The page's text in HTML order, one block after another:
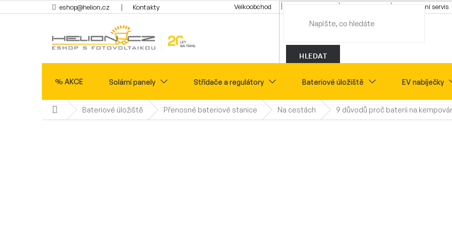
na
eshop@helion.cz Kontakty Velkoobchod Montážní servis
HLEDAT
% AKCE Solární panely Střídače a regulátory Bateriové úložiště EV nabíječky
Ohřev vody Sety Novinky
Domů Bateriové úložiště Přenosné bateriové stanice Na cestách 9 důvodů proč baterii na